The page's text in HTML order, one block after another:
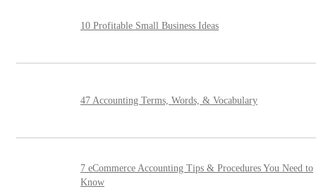
10 Profitable Small Business Ideas
47 Accounting Terms, Words, & Vocabulary
7 eCommerce Accounting Tips & Procedures You Need to
Know